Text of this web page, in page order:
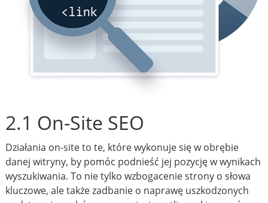
2.1 On-Site SEO
Działania on-site to te, które wykonuje się w obrębie
danej witryny, by pomóc podnieść jej pozycję w wynikach
wyszukiwania. To nie tylko wzbogacenie strony o słowa
kluczowe, ale także zadbanie o naprawę uszkodzonych